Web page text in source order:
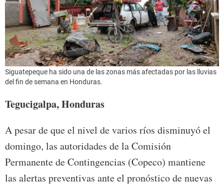
Siguatepeque ha sido una de las zonas más afectadas por las lluvias
del fin de semana en Honduras.
Tegucigalpa, Honduras
A pesar de que el nivel de varios ríos disminuyó el
domingo, las autoridades de la Comisión
Permanente de Contingencias (Copeco) mantiene
las alertas preventivas ante el pronóstico de nuevas